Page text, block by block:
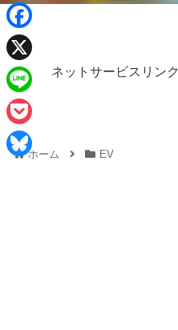
ネットサービスリンク
ホーム EV
F
a
c
e
b
X
L
n
P